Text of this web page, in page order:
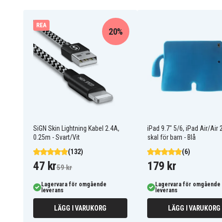
Egenskaper:
USB-A till Lightning
För laddning eller synkronisering av data
REA
SiGN Skin Lightning Kabel 2.4A,
0.25m - Svart/Vit
(132)
20%
47 kr59 kr
Lagervara för omgående
leverans
LÄGG I VARUKORG
iPad 9.7" 5/6, iPad Air/Air
skal för barn - Blå
(6)
179 kr
Lagervara för omgående
leverans
LÄGG I VARUKORG